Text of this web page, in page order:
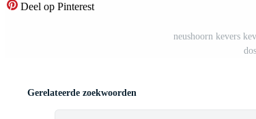
Deel op Pinterest
neushoorn kevers
Gerelateerde zoekwoorden